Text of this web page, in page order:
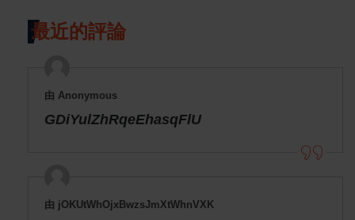
最近的評論
由 Anonymous
GDiYulZhRqeEhasqFlU
由 jOKUtWhOjxBwzsJmXtWhnVXK